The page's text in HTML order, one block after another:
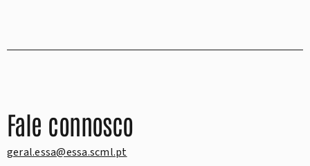
Fale connosco
geral.essa@essa.scml.pt